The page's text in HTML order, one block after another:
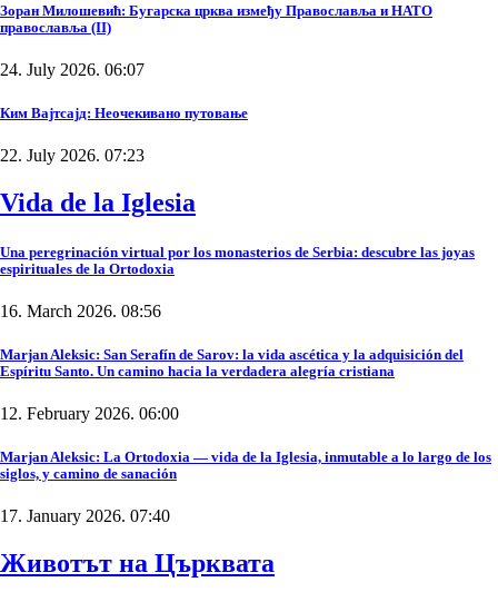
Зоран Милошевић: Бугарска црква између Православља и НАТО
православља (II)
24. July 2026. 06:07
Ким Вајтсајд: Неочекивано путовање
22. July 2026. 07:23
Vida de la Iglesia
Una peregrinación virtual por los monasterios de Serbia: descubre las joyas
espirituales de la Ortodoxia
16. March 2026. 08:56
Marjan Aleksic: San Serafín de Sarov: la vida ascética y la adquisición del
Espíritu Santo. Un camino hacia la verdadera alegría cristiana
12. February 2026. 06:00
Marjan Aleksic: La Ortodoxia — vida de la Iglesia, inmutable a lo largo de los
siglos, y camino de sanación
17. January 2026. 07:40
Животът на Църквата